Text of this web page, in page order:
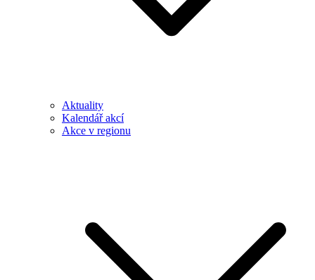
Aktuality
Kalendář akcí
Akce v regionu